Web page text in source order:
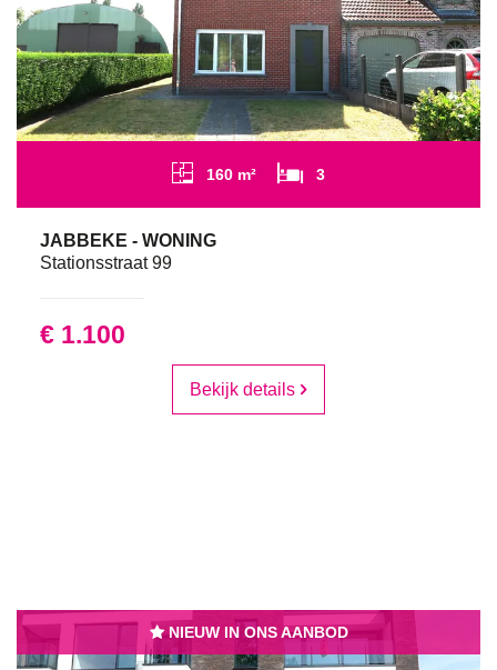
160 m² 3
JABBEKE - WONING
Stationsstraat 99
€ 1.100
Bekijk details
NIEUW IN ONS AANBOD